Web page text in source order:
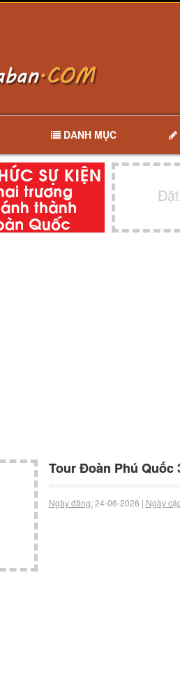
DANH MỤC
Tour Đoàn Phú Quốc
Ngày đăng:24-06-2026 | Ngày